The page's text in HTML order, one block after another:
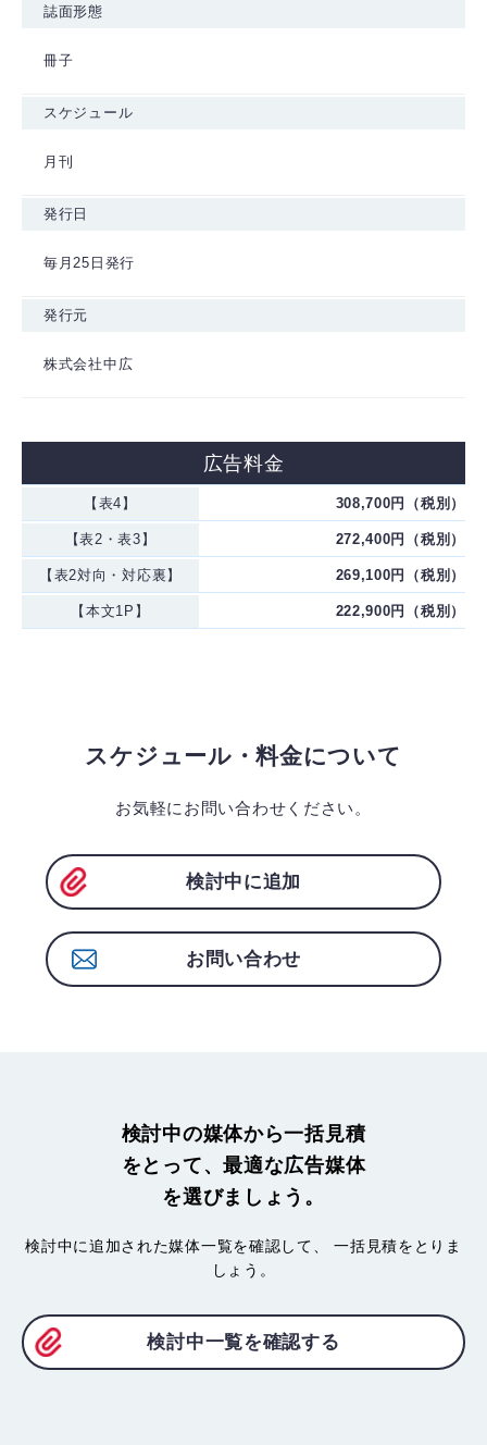
誌面形態
冊子
スケジュール
月刊
発行日
毎月25日発行
発行元
株式会社中広
広告料金
【表4】 308,700円（税別）
【表2・表3】 272,400円（税別）
【表2対向・対応裏】 269,100円（税別）
【本文1P】 222,900円（税別）
スケジュール・料金について
お気軽にお問い合わせください。
検討中に追加
お問い合わせ
検討中の媒体から一括見積
をとって、最適な広告媒体
を選びましょう。
検討中に追加された媒体一覧を確認して、
一括見積をとりま
しょう。
検討中一覧を確認する